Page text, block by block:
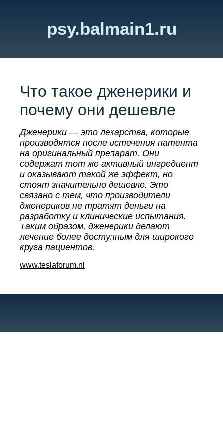
psy.balmain1.ru
Что такое дженерики и
почему они дешевле
Дженерики — это лекарства, которые
производятся после истечения патента
на оригинальный препарат. Они
содержат тот же активный ингредиент
и оказывают такой же эффект, но
стоят значительно дешевле. Это
связано с тем, что производители
дженериков не тратят деньги на
разработку и клинические испытания.
Таким образом, дженерики делают
лечение более доступным для широкого
круга пациентов.
www.teslaforum.nl